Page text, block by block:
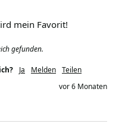
mein Favorit!
gefunden.
Ja Melden Teilen
vor 6 Monaten